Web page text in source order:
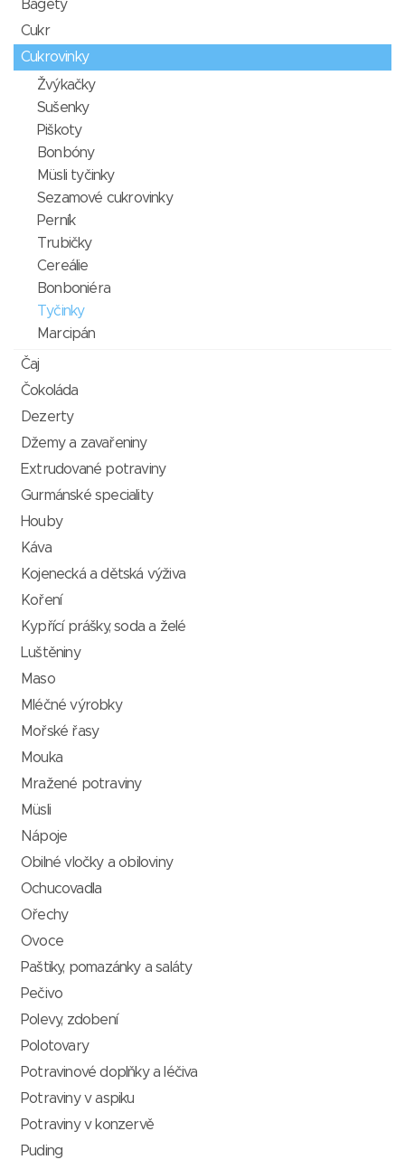
Bagety
Cukr
Cukrovinky
Žvýkačky
Sušenky
Piškoty
Bonbóny
Müsli tyčinky
Sezamové cukrovinky
Perník
Trubičky
Cereálie
Bonboniéra
Tyčinky
Marcipán
Čaj
Čokoláda
Dezerty
Džemy a zavařeniny
Extrudované potraviny
Gurmánské speciality
Houby
Káva
Kojenecká a dětská výživa
Koření
Kypřící prášky, soda a želé
Luštěniny
Maso
Mléčné výrobky
Mořské řasy
Mouka
Mražené potraviny
Müsli
Nápoje
Obilné vločky a obiloviny
Ochucovadla
Ořechy
Ovoce
Paštiky, pomazánky a saláty
Pečivo
Polevy, zdobení
Polotovary
Potravinové doplňky a léčiva
Potraviny v aspiku
Potraviny v konzervě
Puding